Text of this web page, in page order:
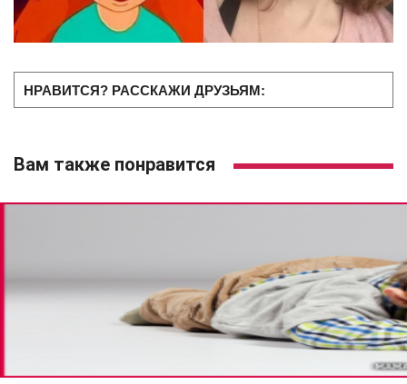
НРАВИТСЯ? РАССКАЖИ ДРУЗЬЯМ:
Вам также понравится